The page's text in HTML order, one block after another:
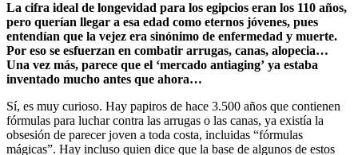
La cifra ideal de longevidad para los egipcios eran los 110 años,
pero querían llegar a esa edad como eternos jóvenes, pues
entendían que la vejez era sinónimo de enfermedad y muerte.
Por eso se esfuerzan en combatir arrugas, canas, alopecia…
Una vez más, parece que el ‘mercado antiaging’ ya estaba
inventado mucho antes que ahora…
Sí, es muy curioso. Hay papiros de hace 3.500 años que contienen
fórmulas para luchar contra las arrugas o las canas, ya existía la
obsesión de parecer joven a toda costa, incluidas “fórmulas
mágicas”. Hay incluso quien dice que la base de algunos de estos